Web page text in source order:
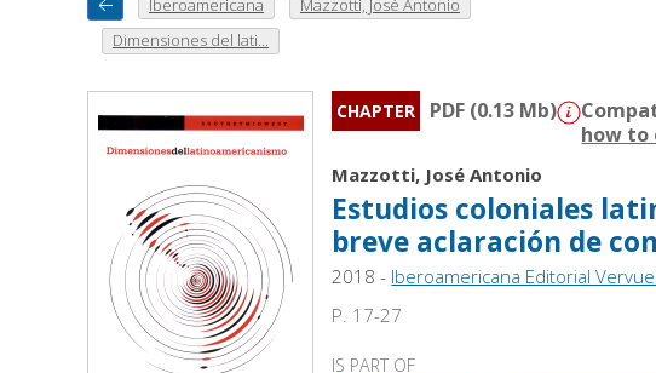
Iberoamericana
Mazzotti, José Antonio
Dimensiones del lati...
CHAPTER PDF (0.13 Mb)
how to
Mazzotti, José Antonio
Estudios coloniales
breve aclaración de
2018 - Iberoamericana Editorial
P. 17-27
IS PART OF